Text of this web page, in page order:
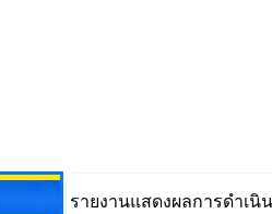
รายงานแสดงผลการดำเนิ